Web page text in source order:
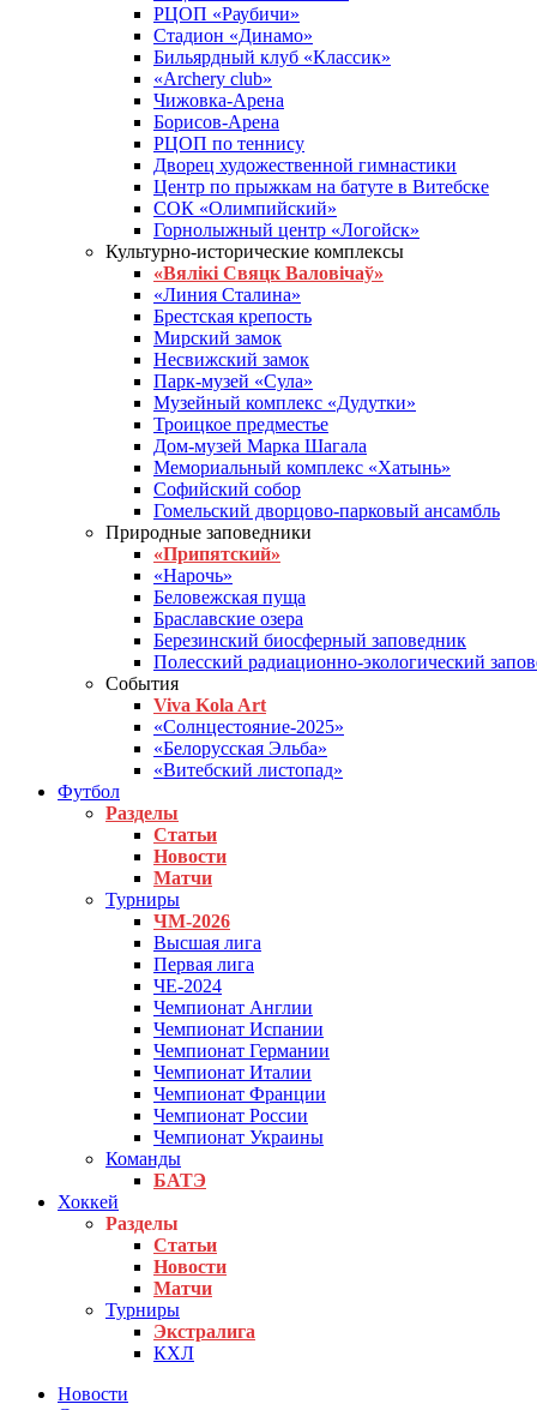
РЦОП «Раубичи»
Стадион «Динамо»
Бильярдный клуб «Классик»
«Archery club»
Чижовка-Арена
Борисов-Арена
РЦОП по теннису
Дворец художественной гимнастики
Центр по прыжкам на батуте в Витебске
СОК «Олимпийский»
Горнолыжный центр «Логойск»
Культурно-исторические комплексы
«Вялікі Свяцк Валовічаў»
«Линия Сталина»
Брестская крепость
Мирский замок
Несвижский замок
Парк-музей «Сула»
Музейный комплекс «Дудутки»
Троицкое предместье
Дом-музей Марка Шагала
Мемориальный комплекс «Хатынь»
Софийский собор
Гомельский дворцово-парковый ансамбль
Природные заповедники
«Припятский»
«Нарочь»
Беловежская пуща
Браславские озера
Березинский биосферный заповедник
Полесский радиационно-экологический
События
Viva Kola Art
«Солнцестояние-2025»
«Белорусская Эльба»
«Витебский листопад»
Футбол
Разделы
Статьи
Новости
Матчи
Турниры
ЧМ-2026
Высшая лига
Первая лига
ЧЕ-2024
Чемпионат Англии
Чемпионат Испании
Чемпионат Германии
Чемпионат Италии
Чемпионат Франции
Чемпионат России
Чемпионат Украины
Команды
БАТЭ
Хоккей
Разделы
Статьи
Новости
Матчи
Турниры
Экстралига
КХЛ
Новости